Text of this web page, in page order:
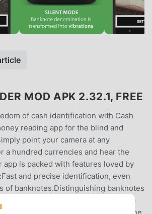
MOD APK 2.32.1, FREE
of cash identification with Cash
reading app for the blind and
point your camera at any
a hundred currencies and hear the
app is packed with features loved by
and precise identification, even
of banknotes.Distinguishing banknotes
for added confidence.Hear the